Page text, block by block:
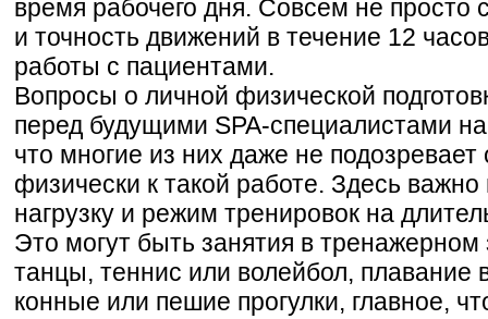
время рабочего дня. Совсем не просто
и точность движений в течение 12
работы с пациентами.
Вопросы о личной физической
перед будущими SPA-специалистами
что многие из них даже не
физически к такой работе. Здесь
нагрузку и режим тренировок на
Это могут быть занятия в
танцы, теннис или волейбол, плавание
конные или пешие прогулки, главное,